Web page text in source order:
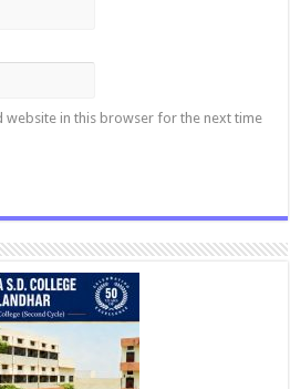
website in this browser for the next time